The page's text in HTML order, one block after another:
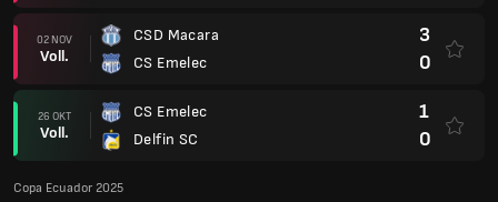
02 NOV
Voll.
CSD Macara
CS Emelec
3
0
26 OKT
Voll.
CS Emelec
Delfin SC
1
0
Copa Ecuador 2025